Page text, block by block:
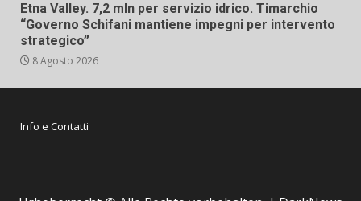
Etna Valley. 7,2 mln per servizio idrico. Timarchio
“Governo Schifani mantiene impegni per intervento
strategico”
8 Agosto 2026
Info e Contatti